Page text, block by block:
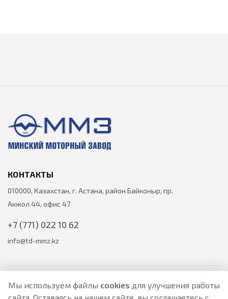
Мы используем файлы cookies для улучшения работы
КОНТАКТЫ
010000, Казахстан, г. Астана, район Байконыр, пр.
Акжол 44, офис 47
+7 (771) 022 10 62
info@td-mmz.kz